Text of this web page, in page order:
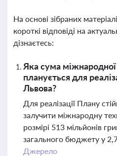
На основі зібраних
короткі відповіді на
дізнаєтесь:
Яка сума
планується для
Львова?
Для реалізації Плану
залучити міжнародну
розмірі 513 мільйонів
загального бюджету у
Джерело